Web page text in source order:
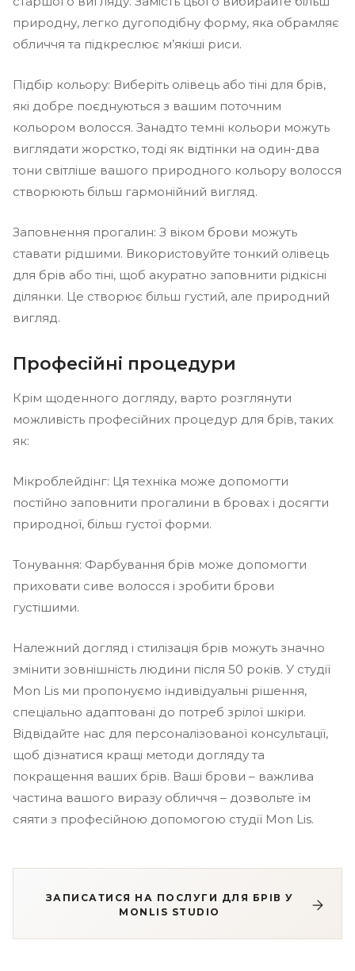
природну, легко дугоподібну форму, яка обрамляє
обличчя та підкреслює м’якіші риси.
Підбір кольору: Виберіть олівець або тіні для брів,
які добре поєднуються з вашим поточним
кольором волосся. Занадто темні кольори можуть
виглядати жорстко, тоді як відтінки на один-два
тони світліше вашого природного кольору волосся
створюють більш гармонійний вигляд.
Заповнення прогалин: З віком брови можуть
ставати рідшими. Використовуйте тонкий олівець
для брів або тіні, щоб акуратно заповнити рідкісні
ділянки. Це створює більш густий, але природний
вигляд.
Професійні процедури
Крім щоденного догляду, варто розглянути
можливість професійних процедур для брів, таких
як:
Мікроблейдінг: Ця техніка може допомогти
постійно заповнити прогалини в бровах і досягти
природної, більш густої форми.
Тонування: Фарбування брів може допомогти
приховати сиве волосся і зробити брови
густішими.
Належний догляд і стилізація брів можуть значно
змінити зовнішність людини після 50 років. У студії
Mon Lis ми пропонуємо індивідуальні рішення,
спеціально адаптовані до потреб зрілої шкіри.
Відвідайте нас для персоналізованої консультації,
щоб дізнатися кращі методи догляду та
покращення ваших брів. Ваші брови – важлива
частина вашого виразу обличчя – дозвольте їм
сяяти з професійною допомогою студії Mon Lis.
ЗАПИСАТИСЯ НА ПОСЛУГИ ДЛЯ БРІВ У
MONLIS STUDIO